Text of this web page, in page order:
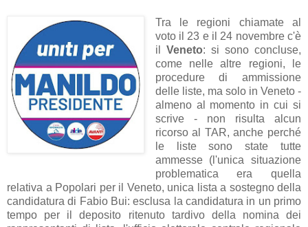
Tra le regioni chiamate al
voto il 23 e il 24 novembre c'è
il Veneto: si sono concluse,
come nelle altre regioni, le
procedure di ammissione
delle liste, ma solo in Veneto -
almeno al momento in cui si
scrive - non risulta alcun
ricorso al TAR, anche perché
le liste sono state tutte
ammesse (l'unica situazione
problematica era quella
relativa a Popolari per il Veneto, unica lista a sostegno della
candidatura di Fabio Bui: esclusa la candidatura in un primo
tempo per il deposito ritenuto tardivo della nomina dei